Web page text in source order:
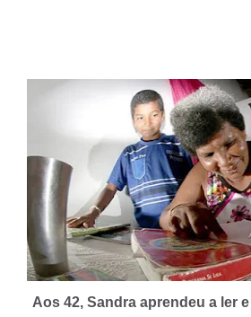
Aos 42, Sandra aprendeu a ler